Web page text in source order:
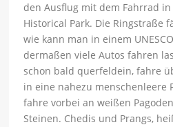
den Ausflug mit dem Fahrrad
Historical Park. Die Ringstraße
wie kann man in einem
dermaßen viele Autos fahren
schon bald querfeldein, fahre
in eine nahezu menschenleere
fahre vorbei an weißen
Steinen. Chedis und Prangs,